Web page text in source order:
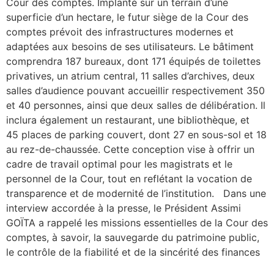
Cour des comptes. Implanté sur un terrain d’une
superficie d’un hectare, le futur siège de la Cour des
comptes prévoit des infrastructures modernes et
adaptées aux besoins de ses utilisateurs. Le bâtiment
comprendra 187 bureaux, dont 171 équipés de toilettes
privatives, un atrium central, 11 salles d’archives, deux
salles d’audience pouvant accueillir respectivement 350
et 40 personnes, ainsi que deux salles de délibération. Il
inclura également un restaurant, une bibliothèque, et
45 places de parking couvert, dont 27 en sous-sol et 18
au rez-de-chaussée. Cette conception vise à offrir un
cadre de travail optimal pour les magistrats et le
personnel de la Cour, tout en reflétant la vocation de
transparence et de modernité de l’institution. Dans une
interview accordée à la presse, le Président Assimi
GOÏTA a rappelé les missions essentielles de la Cour des
comptes, à savoir, la sauvegarde du patrimoine public,
le contrôle de la fiabilité et de la sincérité des finances